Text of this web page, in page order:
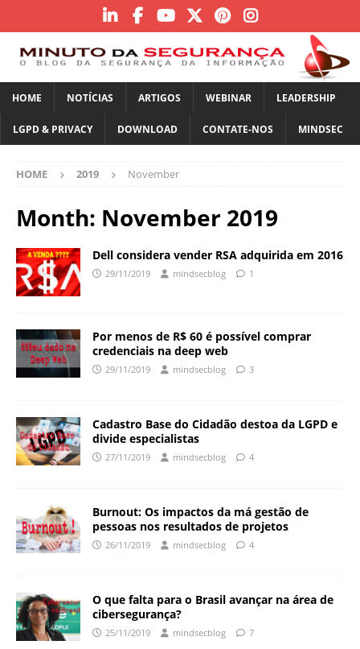
HOME NOTÍCIAS ARTIGOS WEBINAR LEADERSHIP
LGPD & PRIVACY DOWNLOAD CONTATE-NOS MINDSEC
HOME 2019 November
Month: November 2019
Dell considera vender RSA adquirida em 2016
29/11/2019 mindsecblog 1
Por menos de R$ 60 é possível comprar
credenciais na deep web
29/11/2019 mindsecblog 3
Cadastro Base do Cidadão destoa da LGPD e
divide especialistas
27/11/2019 mindsecblog 4
Burnout: Os impactos da má gestão de
pessoas nos resultados de projetos
26/11/2019 mindsecblog 4
O que falta para o Brasil avançar na área de
cibersegurança?
25/11/2019 mindsecblog 7